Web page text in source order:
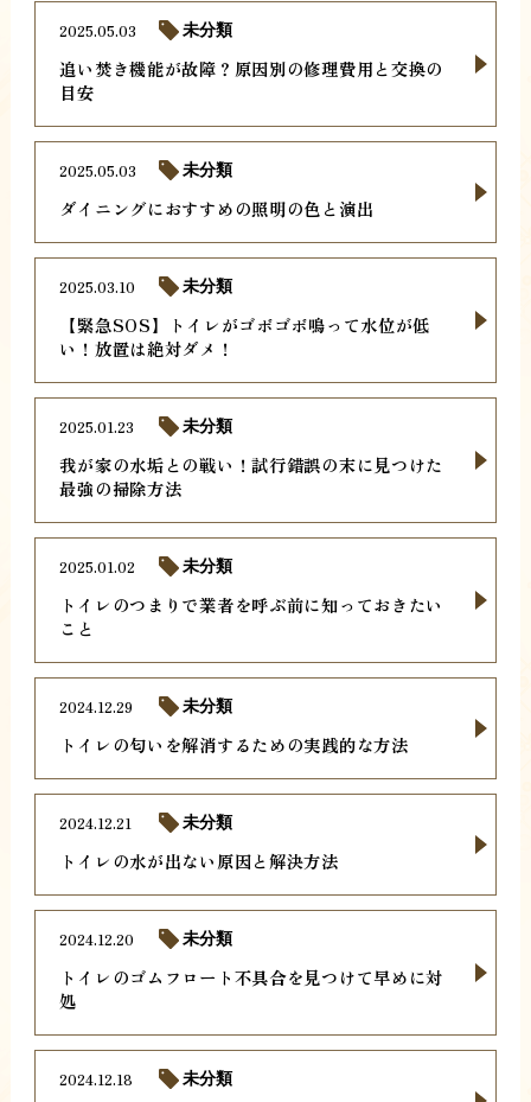
追い焚き機能が故障？原因別の修理費用と交換の
目安
2025.05.03 未分類
ダイニングにおすすめの照明の色と演出
2025.05.03 未分類
【緊急SOS】トイレがゴボゴボ鳴って水位が低
い！放置は絶対ダメ！
2025.03.10 未分類
我が家の水垢との戦い！試行錯誤の末に見つけた
最強の掃除方法
2025.01.23 未分類
トイレのつまりで業者を呼ぶ前に知っておきたい
こと
2025.01.02 未分類
トイレの匂いを解消するための実践的な方法
2024.12.29 未分類
トイレの水が出ない原因と解決方法
2024.12.21 未分類
トイレのゴムフロート不具合を見つけて早めに対
処
2024.12.20 未分類
2024.12.18 未分類